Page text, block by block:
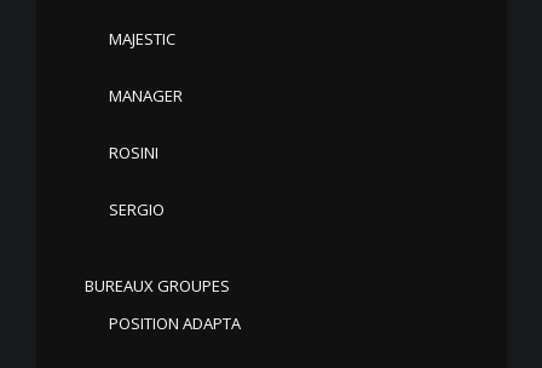
MAJESTIC
MANAGER
ROSINI
SERGIO
BUREAUX GROUPES
POSITION ADAPTA